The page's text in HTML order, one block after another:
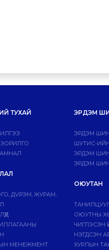
ТУХАЙ
ДVРЭМ, ЖУРАМ,
МЕНЕЖМЕНТ
ЭРДЭМ
ЭРДЭМ
ШУТИС-
ЭРДЭМ
ЭРДЭМ
ОЮУТАН
ОЮУТНЫ
ЧИГЛЭСЭН
НЭГДСЭН
ХУРЛЫН